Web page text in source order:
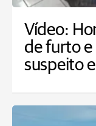
Vídeo:
de furto
suspeito